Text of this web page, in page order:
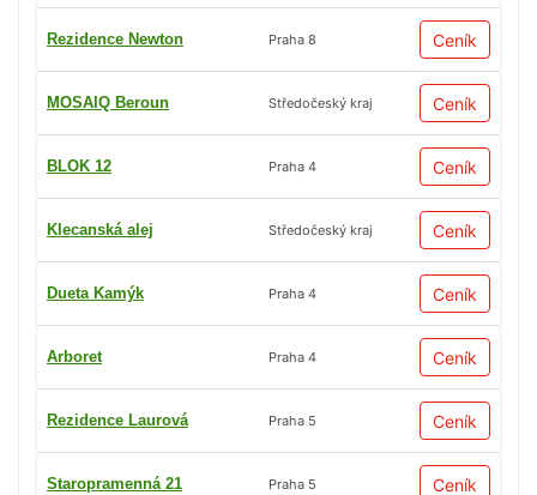
Rezidence Newton Praha 8 Ceník
MOSAIQ Beroun Středočeský kraj Ceník
BLOK 12 Praha 4 Ceník
Klecanská alej Středočeský kraj Ceník
Dueta Kamýk Praha 4 Ceník
Arboret Praha 4 Ceník
Rezidence Laurová Praha 5 Ceník
Staropramenná 21 Praha 5 Ceník